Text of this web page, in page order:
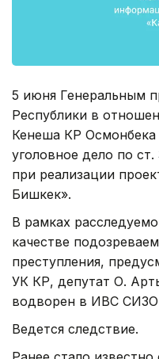
5 июня Генеральным
Республики в
Кенеша КР
уголовное дело по
при реализации
Бишкек».
В рамках
качестве
преступления,
УК КР, депутат О.
водворен в ИВС
Ведется следствие.